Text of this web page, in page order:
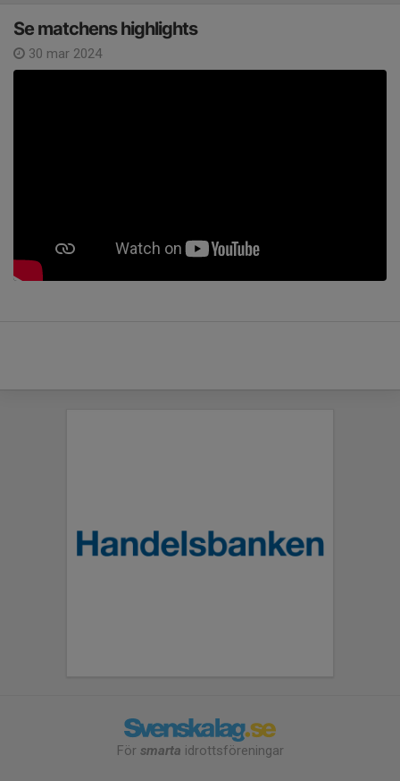
Se matchens highlights
30 mar 2024
För smarta idrottsföreningar